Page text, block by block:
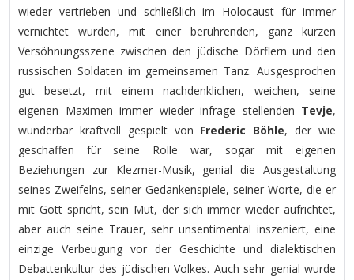
wieder vertrieben und schließlich im Holocaust für immer
vernichtet wurden, mit einer berührenden, ganz kurzen
Versöhnungsszene zwischen den jüdische Dörflern und den
russischen Soldaten im gemeinsamen Tanz. Ausgesprochen
gut besetzt, mit einem nachdenklichen, weichen, seine
eigenen Maximen immer wieder infrage stellenden Tevje,
wunderbar kraftvoll gespielt von Frederic Böhle, der wie
geschaffen für seine Rolle war, sogar mit eigenen
Beziehungen zur Klezmer-Musik, genial die Ausgestaltung
seines Zweifelns, seiner Gedankenspiele, seiner Worte, die er
mit Gott spricht, sein Mut, der sich immer wieder aufrichtet,
aber auch seine Trauer, sehr unsentimental inszeniert, eine
einzige Verbeugung vor der Geschichte und dialektischen
Debattenkultur des jüdischen Volkes. Auch sehr genial wurde